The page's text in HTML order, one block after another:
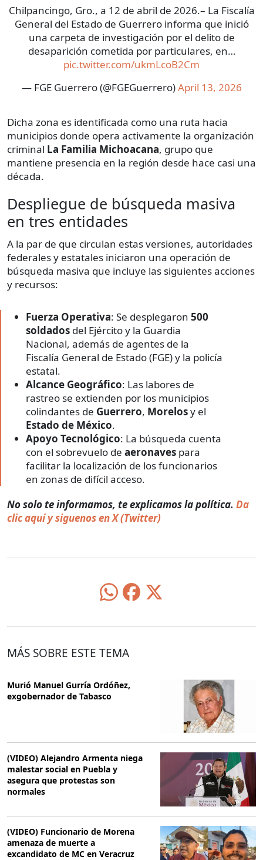
Chilpancingo, Gro., a 12 de abril de 2026.– La Fiscalía
General del Estado de Guerrero informa que inició
una carpeta de investigación por el delito de
desaparición cometida por particulares, en…
pic.twitter.com/ukmLcoB2Cm
— FGE Guerrero (@FGEGuerrero)April 13, 2026
Dicha zona es identificada como una ruta hacia
municipios donde opera activamente la organización
criminal La Familia Michoacana, grupo que
mantiene presencia en la región desde hace casi una
década.
Despliegue de búsqueda masiva
en tres entidades
A la par de que circulan estas versiones, autoridades
federales y estatales iniciaron una operación de
búsqueda masiva que incluye las siguientes acciones
y recursos:
Fuerza Operativa: Se desplegaron 500
soldados del Ejército y la Guardia
Nacional, además de agentes de la
Fiscalía General de Estado (FGE) y la policía
estatal.
Alcance Geográfico: Las labores de
rastreo se extienden por los municipios
colindantes de Guerrero, Morelosy el
Estado de México.
Apoyo Tecnológico: La búsqueda cuenta
con el sobrevuelo de aeronaves para
facilitar la localización de los funcionarios
en zonas de difícil acceso.
No solo te informamos, te explicamos la política. Da
clic aquí y siguenos en X (Twitter)
MÁS SOBRE ESTE TEMA
Murió Manuel Gurría Ordóñez,
exgobernador de Tabasco
(VIDEO) Alejandro Armenta niega
malestar social en Puebla y
asegura que protestas son
normales
(VIDEO) Funcionario de Morena
amenaza de muerte a
excandidato de MC en Veracruz